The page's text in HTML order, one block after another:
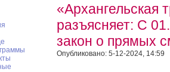
«Архангельская
разъясняет: С
закон о прямых
Опубликовано: 5-12-2024, 14:59